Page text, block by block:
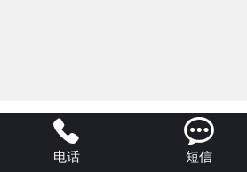

电话

短信